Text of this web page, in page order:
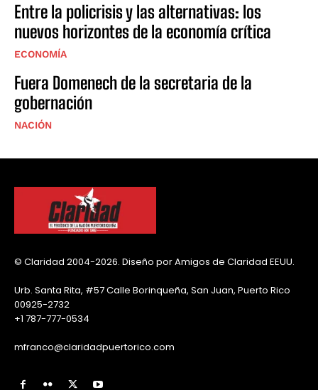
Entre la policrisis y las alternativas: los
nuevos horizontes de la economía crítica
ECONOMÍA
Fuera Domenech de la secretaria de la
gobernación
NACIÓN
© Claridad 2004-2026. Diseño por Amigos de Claridad EEUU.
Urb. Santa Rita, #57 Calle Borinqueña, San Juan, Puerto Rico
00925-2732
+1 787-777-0534
mfranco@claridadpuertorico.com